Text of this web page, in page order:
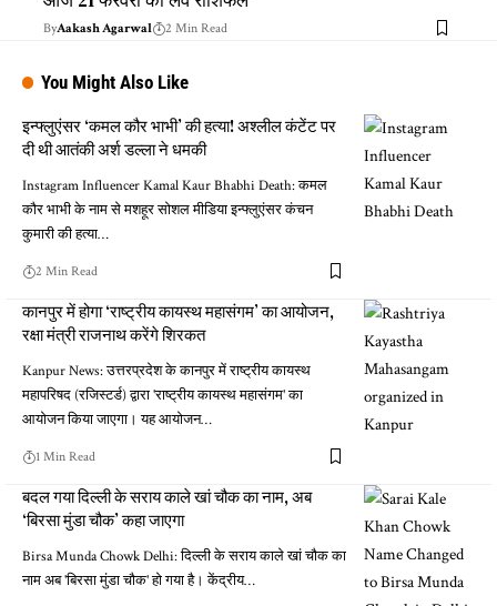
ByAakash Agarwal 2 Min Read
You Might Also Like
इन्फ्लुएंसर ‘कमल कौर भाभी’ की हत्या! अश्लील कंटेंट पर
दी थी आतंकी अर्श डल्ला ने धमकी
Instagram Influencer Kamal Kaur Bhabhi Death: कमल
कौर भाभी के नाम से मशहूर सोशल मीडिया इन्फ्लुएंसर कंचन
कुमारी की हत्या…
2 Min Read
कानपुर में होगा ‘राष्ट्रीय कायस्थ महासंगम’ का आयोजन,
रक्षा मंत्री राजनाथ करेंगे शिरकत
Kanpur News: उत्तरप्रदेश के कानपुर में राष्ट्रीय कायस्थ
महापरिषद (रजिस्टर्ड) द्वारा 'राष्ट्रीय कायस्थ महासंगम' का
आयोजन किया जाएगा। यह आयोजन…
1 Min Read
बदल गया दिल्ली के सराय काले खां चौक का नाम, अब
‘बिरसा मुंडा चौक’ कहा जाएगा
Birsa Munda Chowk Delhi: दिल्ली के सराय काले खां चौक का
नाम अब 'बिरसा मुंडा चौक' हो गया है। केंद्रीय…